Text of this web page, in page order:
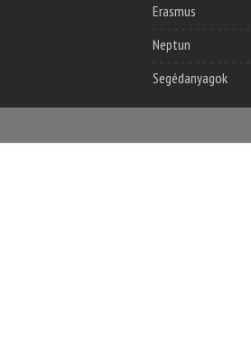
Erasmus
Neptun
Segédanyagok